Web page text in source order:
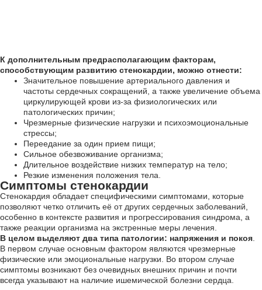
К дополнительным предрасполагающим факторам,
способствующим развитию стенокардии, можно отнести:
Значительное повышение артериального давления и
частоты сердечных сокращений, а также увеличение объема
циркулирующей крови из-за физиологических или
патологических причин;
Чрезмерные физические нагрузки и психоэмоциональные
стрессы;
Переедание за один прием пищи;
Сильное обезвоживание организма;
Длительное воздействие низких температур на тело;
Резкие изменения положения тела.
Симптомы стенокардии
Стенокардия обладает специфическими симптомами, которые
позволяют четко отличить её от других сердечных заболеваний,
особенно в контексте развития и прогрессирования синдрома, а
также реакции организма на экстренные меры лечения.
В целом выделяют два типа патологии: напряжения и покоя
В первом случае основным фактором являются чрезмерные
физические или эмоциональные нагрузки. Во втором случае
симптомы возникают без очевидных внешних причин и почти
всегда указывают на наличие ишемической болезни сердца.